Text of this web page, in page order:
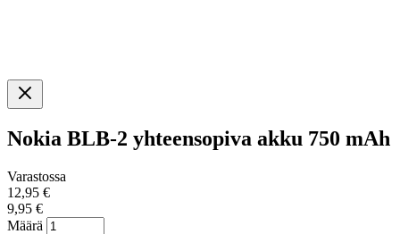
Nokia BLB-2 yhteensopiva akku 750 mAh
Varastossa
12,95 €
9,95 €
Määrä